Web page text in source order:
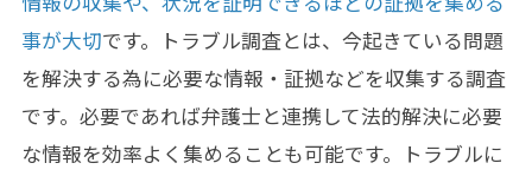
事が大切です。トラブル調査とは、今起きている問題
を解決する為に必要な情報・証拠などを収集する調査
です。必要であれば弁護士と連携して法的解決に必要
な情報を効率よく集めることも可能です。トラブルに